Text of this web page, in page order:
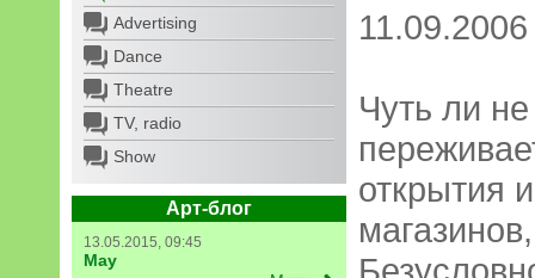
Advertising
Dance
Theatre
TV, radio
Show
Арт-блог
13.05.2015, 09:45
May
11.09.2006
Чуть ли
открытия